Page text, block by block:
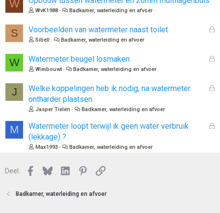
W
WvK1988 Badkamer, waterleiding en afvoer
S
G
n
Voorbeelden van watermeter naast toilet
Sibell Badkamer, waterleiding en afvoer
W
G
Watermeter beugel losmaken
Wimbouwt Badkamer, waterleiding en afvoer
J
G
o
Welke koppelingen heb ik nodig, na watermeter
ontharder plaatsen.
Jasper Tielen Badkamer, waterleiding en afvoer
M
G
Watermeter loopt terwijl ik geen water verbruik
(lekkage) ?
Max1993 Badkamer, waterleiding en afvoer
Deel: Facebook
BlueskyLinkedInPinterest
Link
Badkamer, waterleiding en afvoer